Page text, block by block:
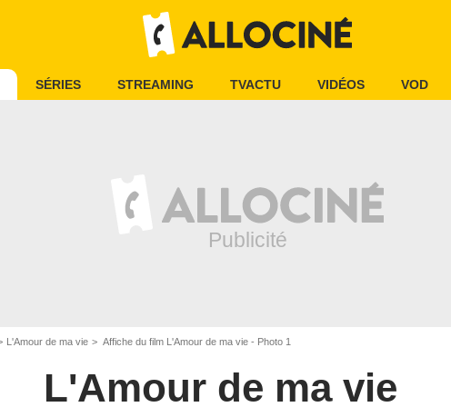
SÉRIES STREAMING TVACTU VIDÉOS VOD
L'Amour de ma vie Affiche du film L'Amour de ma vie - Photo 1
L'Amour de ma vie